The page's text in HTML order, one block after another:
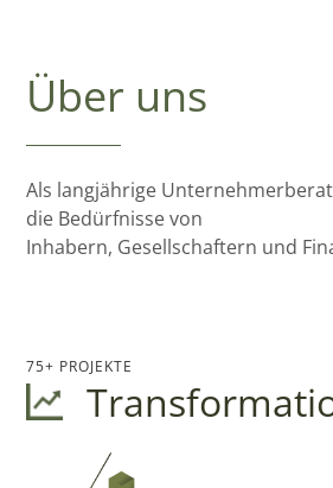
Über uns
Als langjährige
die Bedürfnisse von
Inhabern, Gesellschaftern und
75+ PROJEKTE